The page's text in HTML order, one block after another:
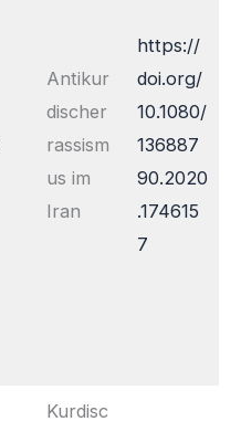
Antikur
discher
rassism
us im
Iran
https://
doi.org/
10.1080/
136887
90.2020
.174615
7
Kurdisc